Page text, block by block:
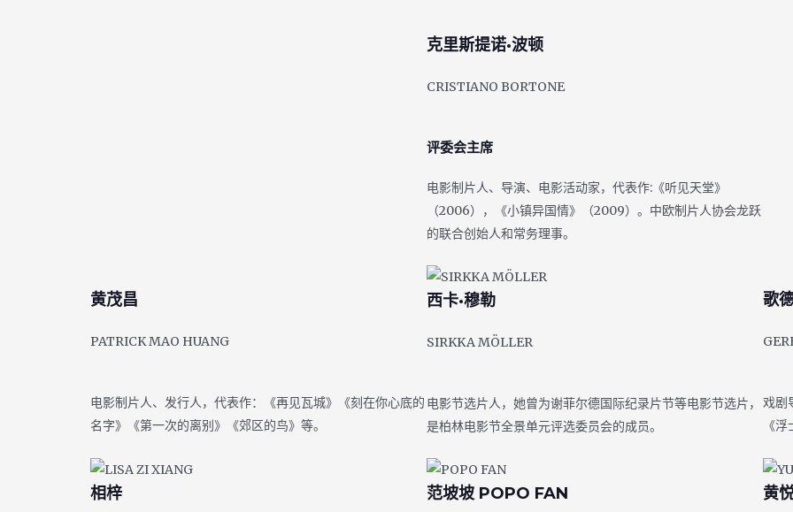
克里斯提诺·波顿
CRISTIANO BORTONE
评委会主席
电影制片人、导演、电影活动家，代表作:《听见天堂》
（2006），《小镇异国情》（2009）。中欧制片人协会龙跃
的联合创始人和常务理事。
黄茂昌
PATRICK MAO HUANG
电影制片人、发行人，代表作：《再见瓦城》《刻在你心底的
名字》《第一次的离别》《郊区的鸟》等。
西卡·穆勒
SIRKKA MÖLLER
电影节选片人，她曾为谢菲尔德国际纪录片节等电影节选片，
是柏林电影节全景单元评选委员会的成员。
歌
戏剧
《
相梓 范坡坡 POPO FAN 黄